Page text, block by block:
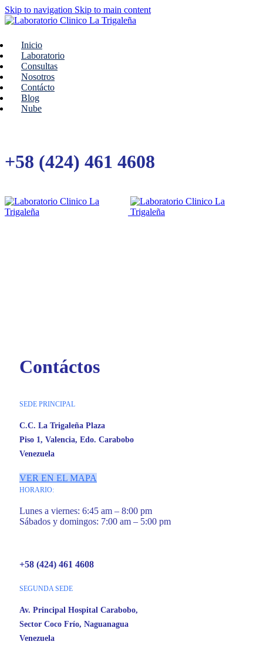
Skip to navigation Skip to main content
Inicio
Laboratorio
Consultas
Nosotros
Contácto
Blog
Nube
+58 (424) 461 4608
Contáctos
SEDE PRINCIPAL
C.C. La Trigaleña Plaza
Piso 1, Valencia, Edo. Carabobo
Venezuela
VER EN EL MAPA
HORARIO:
Lunes a viernes: 6:45 am – 8:00 pm
Sábados y domingos: 7:00 am – 5:00 pm
+58 (424) 461 4608
SEGUNDA SEDE
Av. Principal Hospital Carabobo,
Sector Coco Frío, Naguanagua
Venezuela